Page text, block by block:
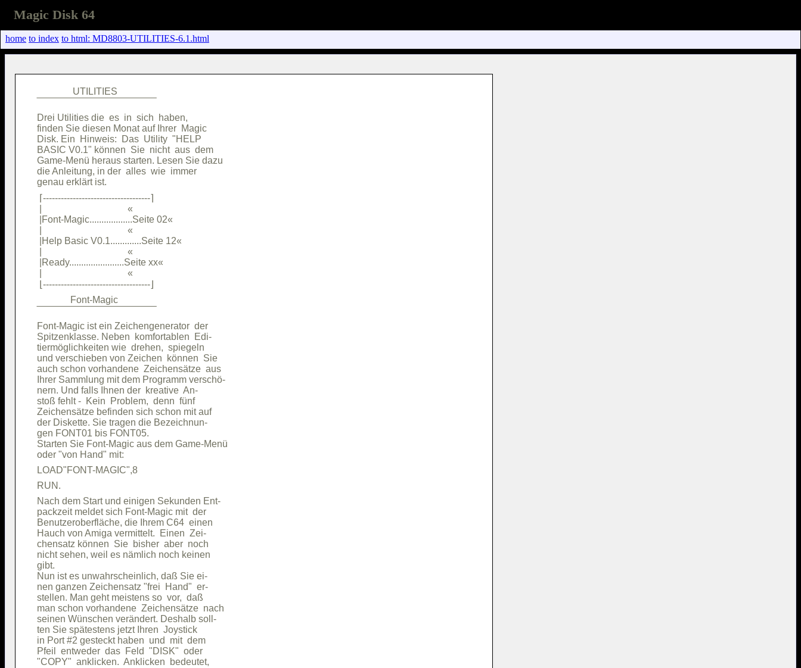
Magic Disk 64
home to index to html: MD8803-UTILITIES-6.1.html
               UTILITIES
Drei Utilities die  es  in  sich  haben,
finden Sie diesen Monat auf Ihrer  Magic
Disk. Ein  Hinweis:  Das  Utility  "HELP
BASIC V0.1" können  Sie  nicht  aus  dem
Game-Menü heraus starten. Lesen Sie dazu
die Anleitung, in der  alles  wie  immer
⌈------------------------------------⌉
|                                    «
|Font-Magic..................Seite 02«
|                                    «
|Help Basic V0.1.............Seite 12«
|                                    «
|Ready.......................Seite xx«
|                                    «
              Font-Magic
Font-Magic ist ein Zeichengenerator  der
Spitzenklasse. Neben  komfortablen  Edi-
tiermöglichkeiten wie  drehen,  spiegeln
und verschieben von Zeichen  können  Sie
auch schon vorhandene  Zeichensätze  aus
Ihrer Sammlung mit dem Programm verschö-
nern. Und falls Ihnen der  kreative  An-
stoß fehlt -  Kein  Problem,  denn  fünf
Zeichensätze befinden sich schon mit auf
der Diskette. Sie tragen die Bezeichnun-
gen FONT01 bis FONT05.
Starten Sie Font-Magic aus dem Game-Menü
Nach dem Start und einigen Sekunden Ent-
packzeit meldet sich Font-Magic mit  der
Benutzeroberfläche, die Ihrem C64  einen
Hauch von Amiga vermittelt.  Einen  Zei-
chensatz können  Sie  bisher  aber  noch
nicht sehen, weil es nämlich noch keinen
gibt.
Nun ist es unwahrscheinlich, daß Sie ei-
nen ganzen Zeichensatz "frei  Hand"  er-
stellen. Man geht meistens so  vor,  daß
man schon vorhandene  Zeichensätze  nach
seinen Wünschen verändert. Deshalb soll-
ten Sie spätestens jetzt Ihren  Joystick
in Port #2 gesteckt haben  und  mit  dem
Pfeil  entweder  das  Feld  "DISK"  oder
"COPY"  anklicken.  Anklicken  bedeutet,